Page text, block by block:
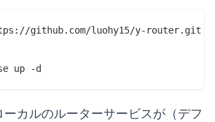
github.com/luohy15/y-router.git
ーカルのルーターサービスが（デフ